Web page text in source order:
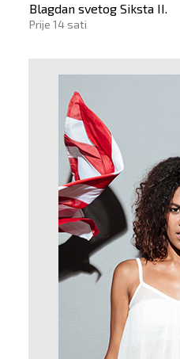
Blagdan svetog Siksta II.
Prije 14 sati